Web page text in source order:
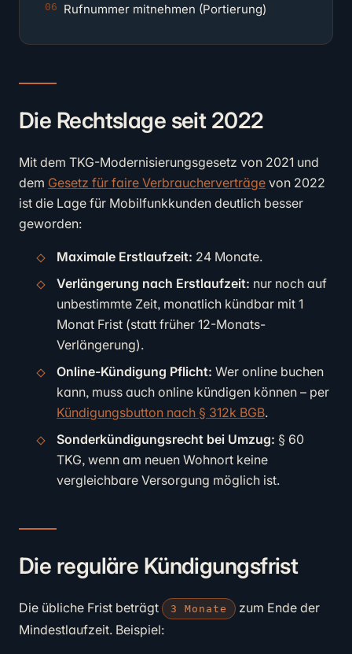
Rufnummer mitnehmen (Portierung)
Die Rechtslage seit 2022
Mit dem TKG-Modernisierungsgesetz von 2021 und
dem Gesetz für faire Verbraucherverträge von 2022
ist die Lage für Mobilfunkkunden deutlich besser
geworden:
Maximale Erstlaufzeit: 24 Monate.
Verlängerung nach Erstlaufzeit: nur noch auf
unbestimmte Zeit, monatlich kündbar mit 1
Monat Frist (statt früher 12-Monats-
Verlängerung).
Online-Kündigung Pflicht: Wer online buchen
kann, muss auch online kündigen können – per
Kündigungsbutton nach § 312k BGB.
Sonderkündigungsrecht bei Umzug: § 60
TKG, wenn am neuen Wohnort keine
vergleichbare Versorgung möglich ist.
Die reguläre Kündigungsfrist
Die übliche Frist beträgt 3 Monate
zum Ende der
Mindestlaufzeit. Beispiel: